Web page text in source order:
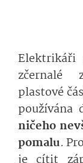
zčernalé
plastové
používána
ničeho
pomalu.